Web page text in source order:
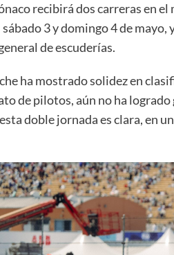
recibirá dos carreras en el
3 y domingo 4 de
de escuderías.
ha mostrado solidez en
de pilotos, aún no ha
doble jornada es clara, en